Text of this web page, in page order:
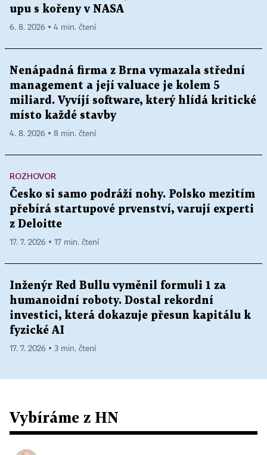
upu s kořeny v NASA
6. 8. 2026 ▪ 4 min. čtení
Nenápadná firma z Brna vymazala střední
management a její valuace je kolem 5
miliard. Vyvíjí software, který hlídá kritické
místo každé stavby
4. 8. 2026 ▪ 8 min. čtení
ROZHOVOR
Česko si samo podráží nohy. Polsko mezitím
přebírá startupové prvenství, varují experti
z Deloitte
17. 7. 2026 ▪ 17 min. čtení
Inženýr Red Bullu vyměnil formuli 1 za
humanoidní roboty. Dostal rekordní
investici, která dokazuje přesun kapitálu k
fyzické AI
17. 7. 2026 ▪ 3 min. čtení
Vybíráme z HN